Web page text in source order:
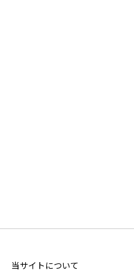
当サイトについて